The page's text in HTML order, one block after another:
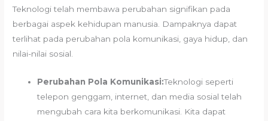
Teknologi telah membawa perubahan signifikan pada
berbagai aspek kehidupan manusia. Dampaknya dapat
terlihat pada perubahan pola komunikasi, gaya hidup, dan
nilai-nilai sosial.
Perubahan Pola Komunikasi:Teknologi seperti
telepon genggam, internet, dan media sosial telah
mengubah cara kita berkomunikasi. Kita dapat